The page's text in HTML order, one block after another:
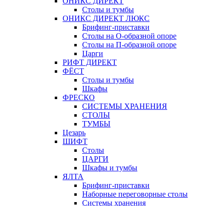
Столы и тумбы
ОНИКС ДИРЕКТ ЛЮКС
Брифинг-приставки
Столы на О-образной опоре
Столы на П-образной опоре
Царги
РИФТ ДИРЕКТ
ФЁСТ
Столы и тумбы
Шкафы
ФРЕСКО
СИСТЕМЫ ХРАНЕНИЯ
СТОЛЫ
ТУМБЫ
Цезарь
ШИФТ
Столы
ЦАРГИ
Шкафы и тумбы
ЯЛТА
Брифинг-приставки
Наборные переговорные столы
Системы хранения